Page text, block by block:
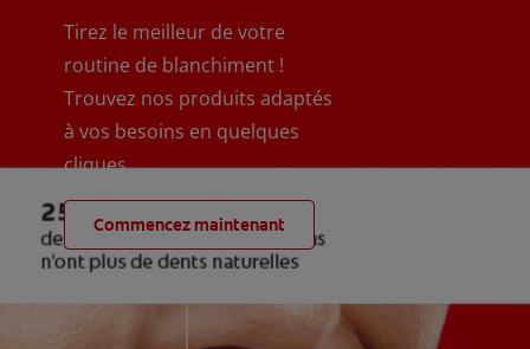
Tirez le meilleur de votre
routine de blanchiment !
Trouvez nos produits adaptés
à vos besoins en quelques
cliques
Commencez maintenant